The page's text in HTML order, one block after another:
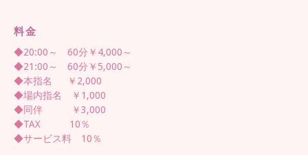
料金
◆20:00～ 60分￥4,000～
◆21:00～ 60分￥5,000～
◆本指名 ￥2,000
◆場内指名 ￥1,000
◆同伴 ￥3,000
◆TAX 10％
◆サービス料 10％